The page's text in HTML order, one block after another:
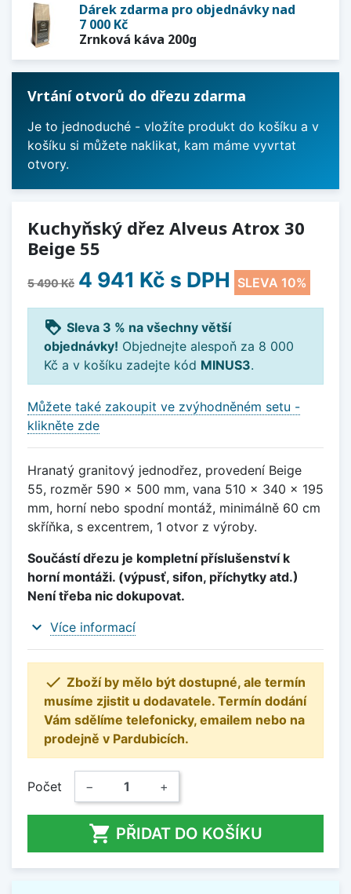
Dárek zdarma pro objednávky nad
7 000 Kč
Zrnková káva 200g
Vrtání otvorů do dřezu zdarma
Je to jednoduché - vložíte produkt do košíku a v
košíku si můžete naklikat, kam máme vyvrtat
otvory.
Kuchyňský dřez Alveus Atrox 30
Beige 55
5 490 Kč 4 941 Kč s DPH SLEVA 10%
loyalty Sleva 3 % na všechny větší
objednávky! Objednejte alespoň za 8 000
Kč a v košíku zadejte kód MINUS3.
Můžete také zakoupit ve zvýhodněném setu -
klikněte zde
Hranatý granitový jednodřez, provedení Beige
55, rozměr 590 x 500 mm, vana 510 x 340 x 195
mm, horní nebo spodní montáž, minimálně 60 cm
skříňka, s excentrem, 1 otvor z výroby.
Součástí dřezu je kompletní příslušenství k
horní montáži. (výpusť, sifon, příchytky atd.)
Není třeba nic dokupovat.
expand_more Více informací
 Zboží by mělo být dostupné, ale termín
musíme zjistit u dodavatele. Termín dodání
Vám sdělíme telefonicky, emailem nebo na
prodejně v Pardubicích.
Počet − +
 PŘIDAT DO KOŠÍKU